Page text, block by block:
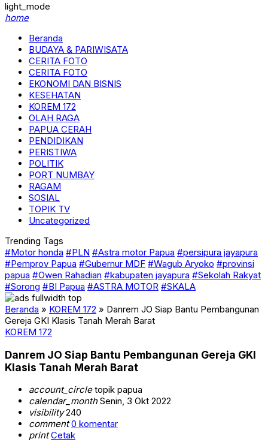
light_mode
home
Beranda
BUDAYA & PARIWISATA
CERITA FOTO
CERITA FOTO
EKONOMI DAN BISNIS
KESEHATAN
KOREM 172
OLAH RAGA
PAPUA CERAH
PENDIDIKAN
PERISTIWA
POLITIK
PORT NUMBAY
RAGAM
SOSIAL
TOPIK TV
Uncategorized
Trending Tags
#Motor honda #PLN #Astra motor Papua #persipura jayapura
#Pemprov Papua #Gubernur MDF #Wagub Aryoko #provinsi
papua #Owen Rahadian #kabupaten jayapura #Sekolah Rakyat
#Sorong #BI Papua #ASTRA MOTOR #SKALA
Beranda » KOREM 172 » Danrem JO Siap Bantu Pembangunan
Gereja GKI Klasis Tanah Merah Barat
KOREM 172
Danrem JO Siap Bantu Pembangunan Gereja GKI
Klasis Tanah Merah Barat
account_circletopik papua
calendar_monthSenin, 3 Okt 2022
visibility240
comment 0 komentar
print Cetak